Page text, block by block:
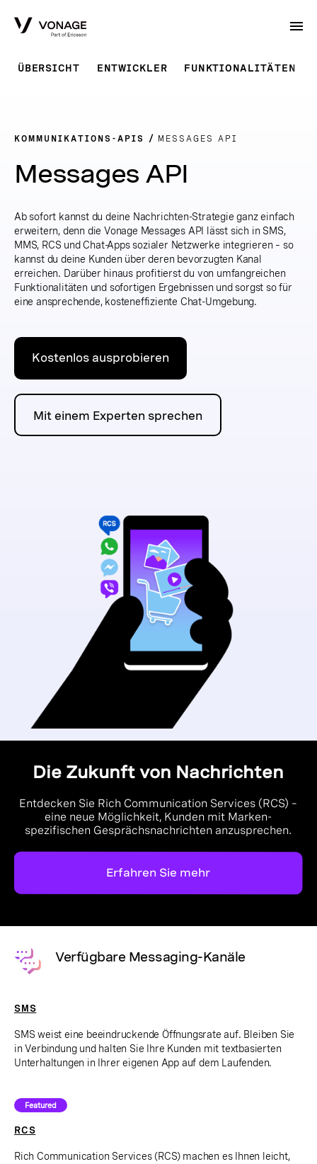
ÜBERSICHT ENTWICKLER FUNKTIONALITÄTEN
KOMMUNIKATIONS-APIS MESSAGES API
Messages API
Ab sofort kannst du deine Nachrichten-Strategie ganz einfach
erweitern, denn die Vonage Messages API lässt sich in SMS,
MMS, RCS und Chat-Apps sozialer Netzwerke integrieren – so
kannst du deine Kunden über deren bevorzugten Kanal
erreichen. Darüber hinaus profitierst du von umfangreichen
Funktionalitäten und sofortigen Ergebnissen und sorgst so für
eine ansprechende, kosteneffiziente Chat-Umgebung.
Kostenlos ausprobieren
Mit einem Experten sprechen
Die Zukunft von Nachrichten
Entdecken Sie Rich Communication Services (RCS) –
eine neue Möglichkeit, Kunden mit Marken-
spezifischen Gesprächsnachrichten anzusprechen.
Erfahren Sie mehr
Verfügbare Messaging-Kanäle
SMS
SMS weist eine beeindruckende Öffnungsrate auf. Bleiben Sie
in Verbindung und halten Sie Ihre Kunden mit textbasierten
Unterhaltungen in Ihrer eigenen App auf dem Laufenden.
Featured
RCS
Rich Communication Services (RCS) machen es Ihnen leicht,